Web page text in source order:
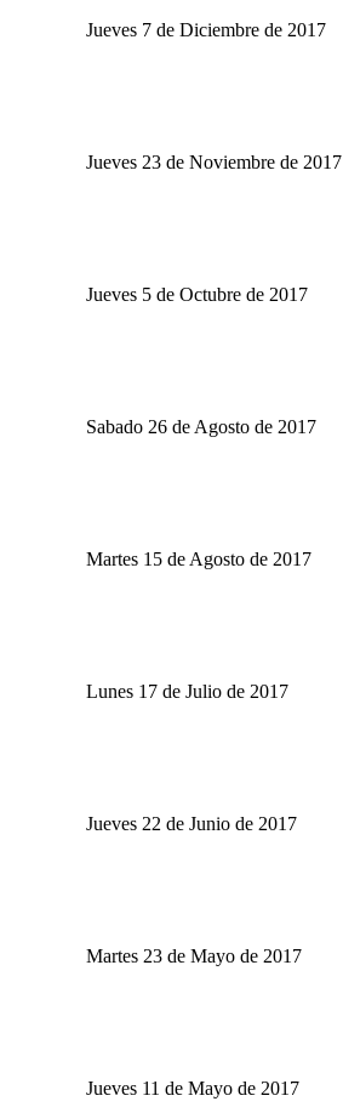
Jueves 7 de Diciembre de 2017
Jueves 23 de Noviembre de 2017
Jueves 5 de Octubre de 2017
Sabado 26 de Agosto de 2017
Martes 15 de Agosto de 2017
Lunes 17 de Julio de 2017
Jueves 22 de Junio de 2017
Martes 23 de Mayo de 2017
Jueves 11 de Mayo de 2017